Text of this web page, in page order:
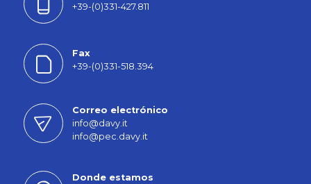
+39-(0)331-427.811
Fax
+39-(0)331-518.394
Correo electrónico
info@davy.it
info@pec.davy.it
Donde estamos